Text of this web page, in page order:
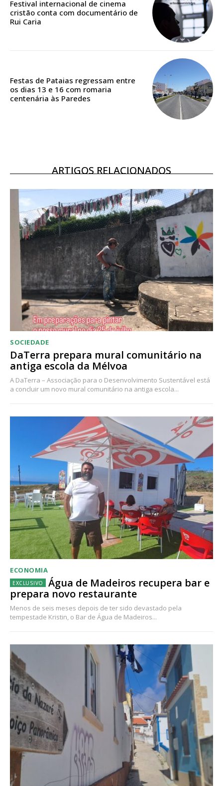
casa
Acesso ao conteúdo online
Acesso aos conteúdos Exclusivos para
Escolha o plano
16€
12 meses
Acesso ao conteúdo online
Acesso aos conteúdos Exclusivos para
assinantes
Ofertas para assinatura anual
Escolha o plano
Festival internacional de cinema
cristão conta com documentário de
Rui Caria
Festas de Pataias regressam entre
os dias 13 e 16 com romaria
centenária às Paredes
ARTIGOS RELACIONADOS
SOCIEDADE
DaTerra prepara mural comunitário na
antiga escola da Mélvoa
A DaTerra – Associação para o Desenvolvimento Sustentável está
a concluir um novo mural comunitário na antiga escola...
ECONOMIA
Água de Madeiros recupera bar e
prepara novo restaurante
Menos de seis meses depois de ter sido devastado pela
tempestade Kristin, o Bar de Água de Madeiros...